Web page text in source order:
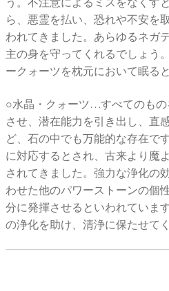
ら、悪霊を払い、恐れや不安を
われてきました。あらゆるネガ
主の身を守ってくれるでしょう
ークォーツを枕元において眠る
○水晶・クォーツ…すべてのも
させ、潜在能力を引き出し、直
ど、石の中でも万能的な存在で
に対応するとされ、古来より魔
されてきました。強力な浄化の
わせた他のパワーストーンの個
分に発揮させるといわれていま
の浄化を助け、清浄に保たせて